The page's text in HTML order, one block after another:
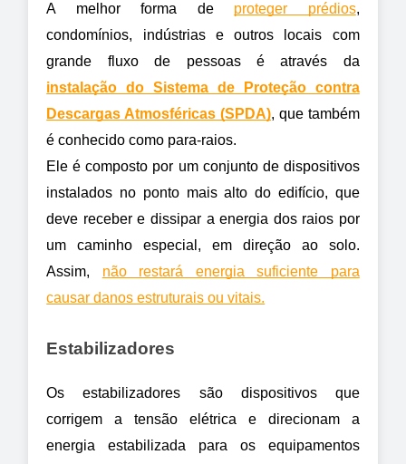
A melhor forma de proteger prédios,
condomínios, indústrias e outros locais com
instalação do Sistema de Proteção contra
Descargas Atmosféricas (SPDA), que também
é conhecido como para-raios.
Ele é composto por um conjunto de dispositivos
instalados no ponto mais alto do edifício, que
deve receber e dissipar a energia dos raios por
um caminho especial, em direção ao solo.
Assim, não restará energia suficiente para
causar danos estruturais ou vitais.
Estabilizadores
Os estabilizadores são dispositivos que
corrigem a tensão elétrica e direcionam a
energia estabilizada para os equipamentos